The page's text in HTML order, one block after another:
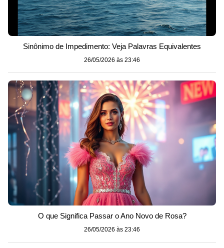
Sinônimo de Impedimento: Veja Palavras Equivalentes
26/05/2026 às 23:46
O que Significa Passar o Ano Novo de Rosa?
26/05/2026 às 23:46